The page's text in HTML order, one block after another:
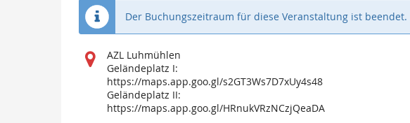
Der Buchungszeitraum für diese Veranstaltung ist beendet.
Wo
findet
diese
Veranstaltung
statt?
AZL Luhmühlen
Geländeplatz I:
https://maps.app.goo.gl/s2GT3Ws7D7xUy4s48
Geländeplatz II:
https://maps.app.goo.gl/HRnukVRzNCzjQeaDA